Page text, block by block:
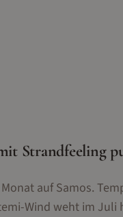
Strandfeeling
auf Samos.
Wind weht im